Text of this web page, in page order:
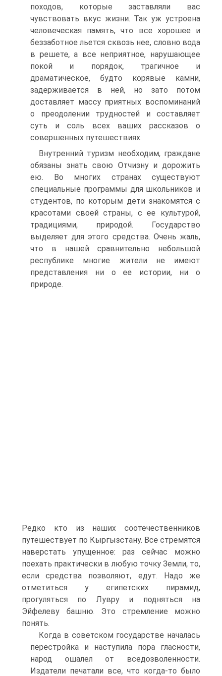
походов, которые заставляли вас
чувствовать вкус жизни. Так уж устроена
человеческая память, что все хорошее и
беззаботное льется сквозь нее, словно вода
в решете, а все неприятное, нарушающее
покой и порядок, трагичное и
драматическое, будто корявые камни,
задерживается в ней, но зато потом
доставляет массу приятных воспоминаний
о преодолении трудностей и составляет
суть и соль всех ваших рассказов о
совершенных путешествиях.
Внутренний туризм необходим, граждане
обязаны знать свою Отчизну и дорожить
ею. Во многих странах существуют
специальные программы для школьников и
студентов, по которым дети знакомятся с
красотами своей страны, с ее культурой,
традициями, природой. Государство
выделяет для этого средства. Очень жаль,
что в нашей сравнительно небольшой
республике многие жители не имеют
представления ни о ее истории, ни о
природе.
Редко кто из наших соотечественников
путешествует по Кыргызстану. Все стремятся
наверстать упущенное: раз сейчас можно
поехать практически в любую точку Земли, то,
если средства позволяют, едут. Надо же
отметиться у египетских пирамид,
прогуляться по Лувру и подняться на
Эйфелеву башню. Это стремление можно
понять.
Когда в советском государстве началась
перестройка и наступила пора гласности,
народ ошалел от вседозволенности.
Издатели печатали все, что когда-то было